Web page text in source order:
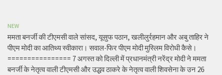
NEW
ममता बनर्जी की टीएमसी वाले सांसद, यूसुफ पठान, खलीलुर्रहमान और अबु ताहिर ने
पीएम मोदी का आतिथ्य स्वीकारा। सवाल-फिर पीएम मोदी मुस्लिम विरोधी कैसे।
================ 7 अगस्त को दिल्ली में प्रधानमंत्री नरेंद्र मोदी ने ममता
बनर्जी के नेतृत्व वाली टीएमसी और उद्धव ठाकरे के नेतृत्व वाली शिवसेना के उन 26